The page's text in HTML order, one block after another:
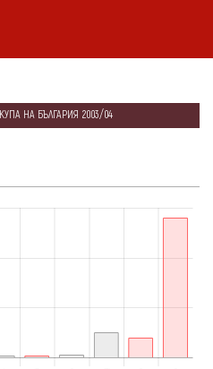
КУПА НА БЪЛГАРИЯ 2003/04